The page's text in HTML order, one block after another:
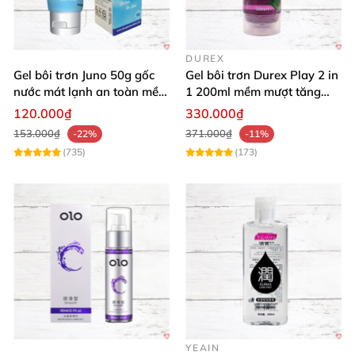
Gel bôi trơn Juno 50g gốc
nước mát lạnh an toàn mềm
mại
120.000₫
153.000₫
-22%
(735)
DUREX
Gel bôi trơn Durex Play 2 in
1 200ml mềm mượt tăng
khoái cảm
330.000₫
371.000₫
-11%
(173)
YEAIN